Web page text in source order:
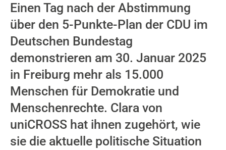
Einen Tag nach der Abstimmung
über den 5-Punkte-Plan der CDU im
Deutschen Bundestag
demonstrieren am 30. Januar 2025
in Freiburg mehr als 15.000
Menschen für Demokratie und
Menschenrechte. Clara von
uniCROSS hat ihnen zugehört, wie
sie die aktuelle politische Situation